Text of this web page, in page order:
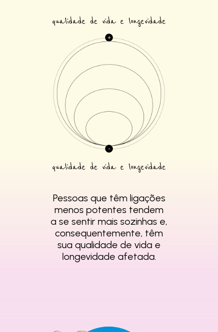
qualidade de vida e longevidade
qualidade de vida e longevidade
Pessoas que têm ligações
menos potentes tendem
a se sentir mais sozinhas e,
consequentemente, têm
sua qualidade de vida e
longevidade afetada.